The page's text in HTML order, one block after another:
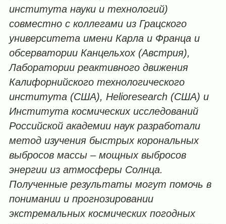
института науки и технологий)
совместно с коллегами из Грацского
университета имени Карла и Франца и
обсерватории Канцельхох (Австрия),
Лаборатории реактивного движения
Калифорнийского технологического
института (США), Helioresearch(США) и
Института космических исследований
Российской академии наук разработали
метод изучения быстрых корональных
выбросов массы – мощных выбросов
энергии из атмосферы Солнца.
Полученные результаты могут помочь в
понимании и прогнозировании
экстремальных космических погодных